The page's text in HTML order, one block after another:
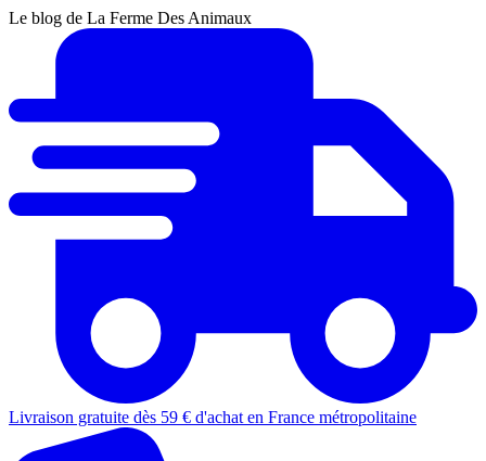
Le blog de La Ferme Des Animaux
Livraison gratuite dès 59 € d'achat en France métropolitaine